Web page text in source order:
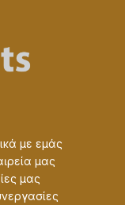
με εμάς
μας
μας